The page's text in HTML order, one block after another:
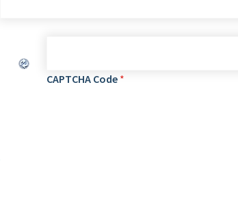
CAPTCHA Code*